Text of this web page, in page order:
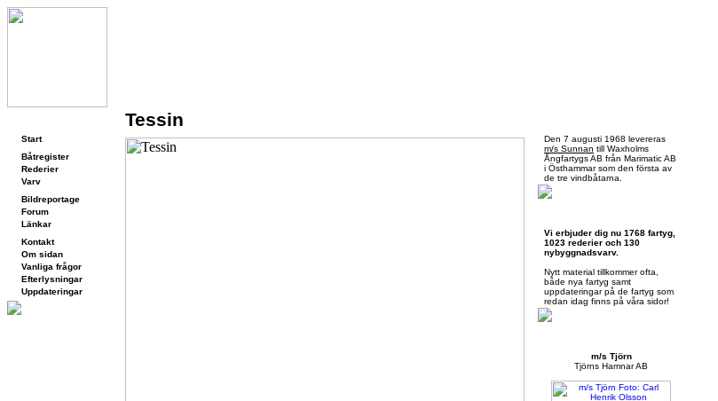
Start
Båtregister
Rederier
Varv
Bildreportage
Forum
Länkar
Kontakt
Om sidan
Vanliga frågor
Efterlysningar
Uppdateringar
Tessin
Den 7 augusti 1968 levereras
m/s Sunnan till Waxholms
Ångfartygs AB från Marimatic AB
i Östhammar som den första av
de tre vindbåtarna.
Vi erbjuder dig nu 1768 fartyg,
1023 rederier och 130
nybyggnadsvarv.
Nytt material tillkommer ofta,
både nya fartyg samt
uppdateringar på de fartyg som
redan idag finns på våra sidor!
m/s Tjörn
Tjörns Hamnar AB